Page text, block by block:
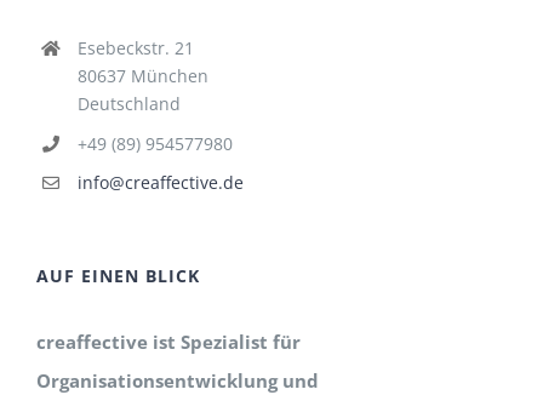
Esebeckstr. 21
80637 München
Deutschland
+49 (89) 954577980
info@creaffective.de
AUF EINEN BLICK
creaffective ist Spezialist für
Organisationsentwicklung und